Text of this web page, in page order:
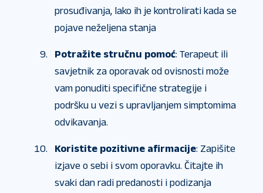
prosuđivanja, lako ih je kontrolirati kada se
pojave neželjena stanja
Potražite stručnu pomoć: Terapeut ili
savjetnik za oporavak od ovisnosti može
vam ponuditi specifične strategije i
podršku u vezi s upravljanjem simptomima
odvikavanja.
Koristite pozitivne afirmacije: Zapišite
izjave o sebi i svom oporavku. Čitajte ih
svaki dan radi predanosti i podizanja